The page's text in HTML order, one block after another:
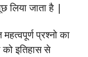
लिया जाता है |
प्रश्नो का
इतिहास से